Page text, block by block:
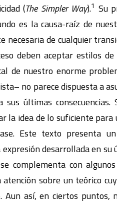
(The Simpler Way).1 Su
es la causa-raíz de
necesaria de cualquier
deben aceptar estilos
de nuestro enorme
no parece dispuesta a
últimas
la idea de lo suficiente
Este texto presenta
desarrollada en su
complementa con
sobre un teórico
así, en ciertos puntos,